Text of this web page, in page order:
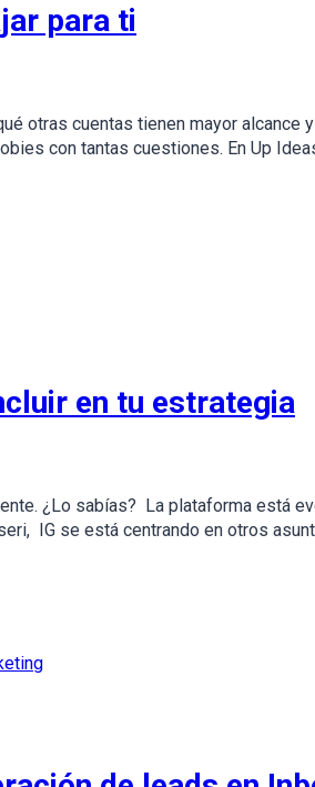
para ti
otras cuentas tienen mayor
con tantas cuestiones. En Up
en tu estrategia
¿Lo sabías? La plataforma está
IG se está centrando en otros